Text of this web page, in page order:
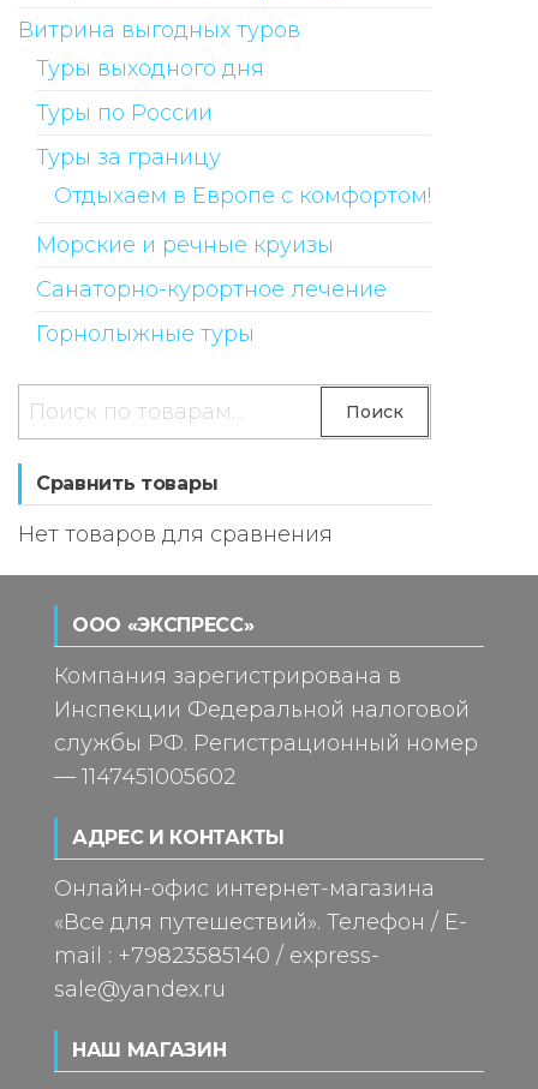
Витрина выгодных туров
Туры выходного дня
Туры по России
Туры за границу
Отдыхаем в Европе с комфортом!
Морские и речные круизы
Санаторно-курортное лечение
Горнолыжные туры
Искать: Поиск
Сравнить товары
Нет товаров для сравнения
ООО «ЭКСПРЕСС»
Компания зарегистрирована в
Инспекции Федеральной налоговой
службы РФ. Регистрационный номер
— 1147451005602
АДРЕС И КОНТАКТЫ
Онлайн-офис интернет-магазина
«Все для путешествий». Телефон / E-
mail : +79823585140 / express-
sale@yandex.ru
НАШ МАГАЗИН